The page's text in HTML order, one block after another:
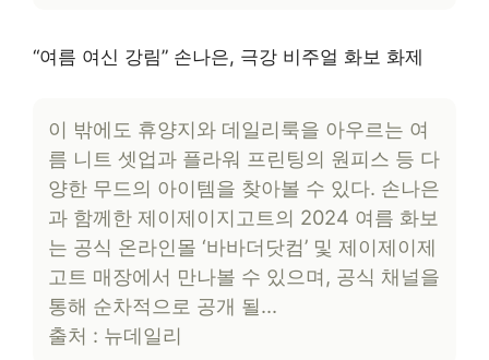
“여름 여신 강림” 손나은, 극강 비주얼 화보 화제
이 밖에도 휴양지와 데일리룩을 아우르는 여
름 니트 셋업과 플라워 프린팅의 원피스 등 다
양한 무드의 아이템을 찾아볼 수 있다. 손나은
과 함께한 제이제이지고트의 2024 여름 화보
는 공식 온라인몰 ‘바바더닷컴’ 및 제이제이제
고트 매장에서 만나볼 수 있으며, 공식 채널을
통해 순차적으로 공개 될…
출처 : 뉴데일리